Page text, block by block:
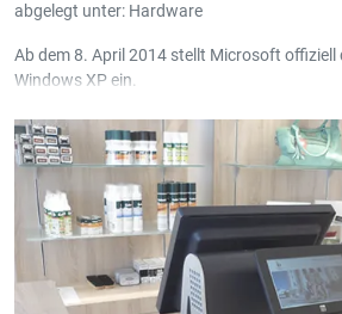
abgelegt unter: Hardware
Ab dem 8. April 2014 stellt Microsoft offiziell
Windows XP ein.